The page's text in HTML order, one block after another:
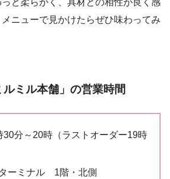
ニューで見かけたらぜひ味わってみ
ルミル本舗」の営業時間
30分～20時（ラストオーダー19時
ターミナル 1階・北側